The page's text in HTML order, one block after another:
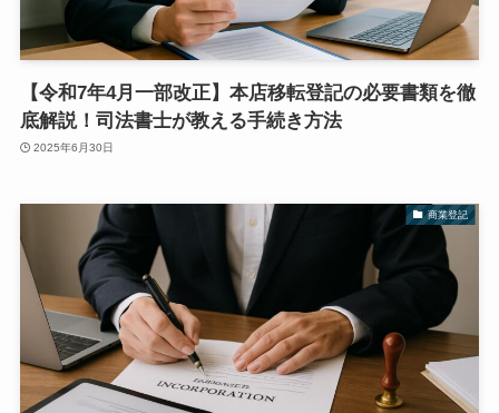
【令和7年4月一部改正】本店移転登記の必要書類を徹
底解説！司法書士が教える手続き方法
2025年6月30日
商業登記